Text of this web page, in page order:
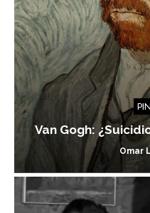
Van Gogh:
Omar